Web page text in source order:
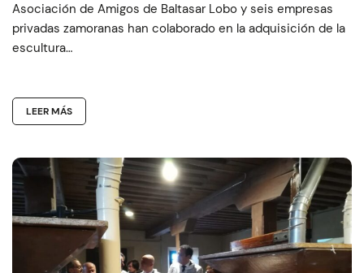
Asociación de Amigos de Baltasar Lobo y seis empresas
privadas zamoranas han colaborado en la adquisición de la
escultura…
LEER MÁS